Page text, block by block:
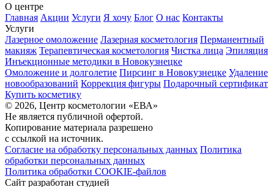
О центре
Главная Акции Услуги Я хочу Блог О нас Контакты
Услуги
Лазерное омоложение Лазерная косметология Перманентный
макияж Терапевтическая косметология Чистка лица Эпиляция
Инъекционные методики в Новокузнецке
Омоложение и долголетие Пирсинг в Новокузнецке Удаление
новообразований Коррекция фигуры Подарочный сертификат
Купить косметику
© 2026, Центр косметологии «ЕВА»
Не является публичной офертой.
Копирование материала разрешено
с ссылкой на источник.
Согласие на обработку персональных данных Политика
обработки персональных данных
Политика обработки COOKIE-файлов
Сайт разработан студией